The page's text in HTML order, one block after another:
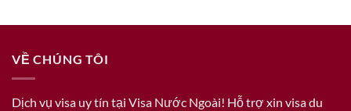
VỀ CHÚNG TÔI
Dịch vụ visa uy tín tại Visa Nước Ngoài! Hỗ trợ xin visa du